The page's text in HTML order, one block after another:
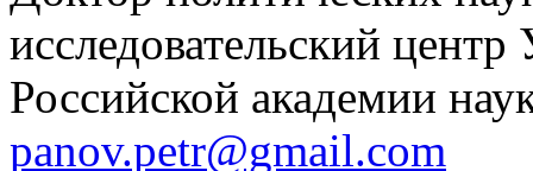
исследовательский центр
Российской академии
panov.petr@gmail.com